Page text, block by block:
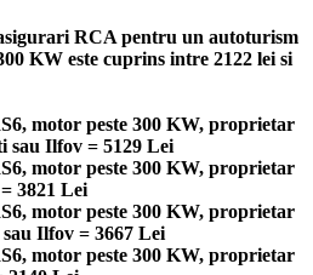
RCA pentru un autoturism
KW este cuprins intre 2122 lei si
motor peste 300 KW, proprietar
sau Ilfov = 5129 Lei
motor peste 300 KW, proprietar
3821 Lei
motor peste 300 KW, proprietar
Ilfov = 3667 Lei
motor peste 300 KW, proprietar